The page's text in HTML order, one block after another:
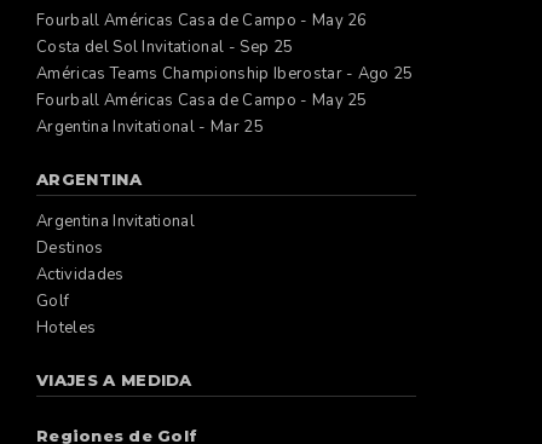
Fourball Américas Casa de Campo - May 26
Costa del Sol Invitational - Sep 25
Américas Teams Championship Iberostar - Ago 25
Fourball Américas Casa de Campo - May 25
Argentina Invitational - Mar 25
ARGENTINA
Argentina Invitational
Destinos
Actividades
Golf
Hoteles
VIAJES A MEDIDA
Regiones de Golf